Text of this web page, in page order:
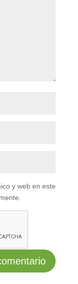
y web en este